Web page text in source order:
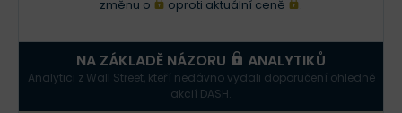
změnu o
oproti aktuální ceně .
NA ZÁKLADĚ NÁZORU ANALYTIKŮ
Analytici z Wall Street, kteří nedávno vydali doporučení ohledně
akcií DASH.